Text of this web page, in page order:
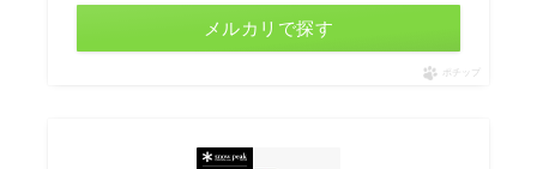
メルカリで探す
ポチップ